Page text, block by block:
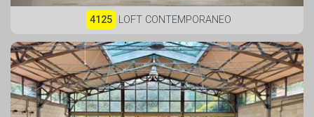
4125 LOFT CONTEMPORANEO